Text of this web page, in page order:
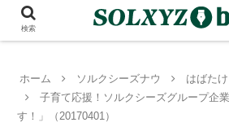
ホーム ソルクシーズナウ
はばた
子育て応援！ソルクシーズグループ企
す！」（20170401）
検索